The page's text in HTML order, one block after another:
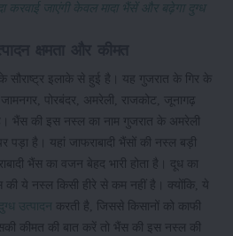
करवाई जाएंगी केवल मादा भैंसें और बढ़ेगा दुग्ध
के सौराष्ट्र इलाके से हुई है। यह गुजरात के गिर के
पोरबंदर, अमरेली, राजकोट, जूनागढ़
भैंस की इस नस्ल का नाम गुजरात के अमरेली
पड़ा है। यहां जाफराबादी भैंसों की नस्ल बड़ी
भैंस का वजन बेहद भारी होता है। दूध का
की ये नस्ल किसी हीरे से कम नहीं है। क्योंकि, ये
दुग्ध उत्पादन करती है, जिससे किसानों को काफी
कीमत की बात करें तो भैंस की इस नस्ल की